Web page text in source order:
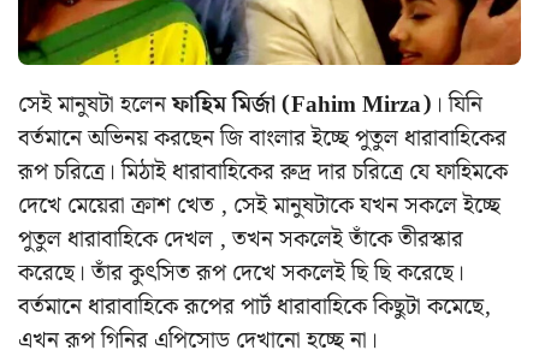
সেই মানুষটা হলেনফাহিম মির্জা (Fahim Mirza) । যিনি
বর্তমানে অভিনয় করছেন জি বাংলার ইচ্ছে পুতুল ধারাবাহিকের
রূপ চরিত্রে। মিঠাই ধারাবাহিকের রুদ্র দার চরিত্রে যে ফাহিমকে
দেখে মেয়েরা ক্রাশ খেত , সেই মানুষটাকে যখন সকলে ইচ্ছে
পুতুল ধারাবাহিকে দেখল , তখন সকলেই তাঁকে তীরস্কার
করেছে। তাঁর কুৎসিত রূপ দেখে সকলেই ছি ছি করেছে।
বর্তমানে ধারাবাহিকে রূপের পার্ট ধারাবাহিকে কিছুটা কমেছে,
এখন রূপ গিনির এপিসোড দেখানো হচ্ছে না।